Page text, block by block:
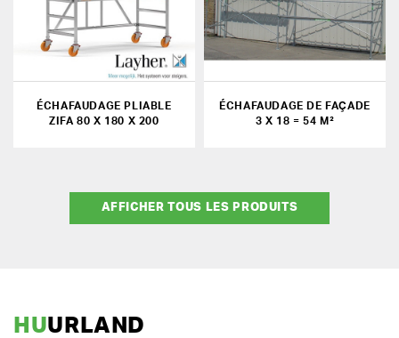
ÉCHAFAUDAGE PLIABLE
ZIFA 80 X 180 X 200
ÉCHAFAUDAGE DE FAÇADE
3 X 18 = 54 M²
AFFICHER TOUS LES PRODUITS
HUURLAND